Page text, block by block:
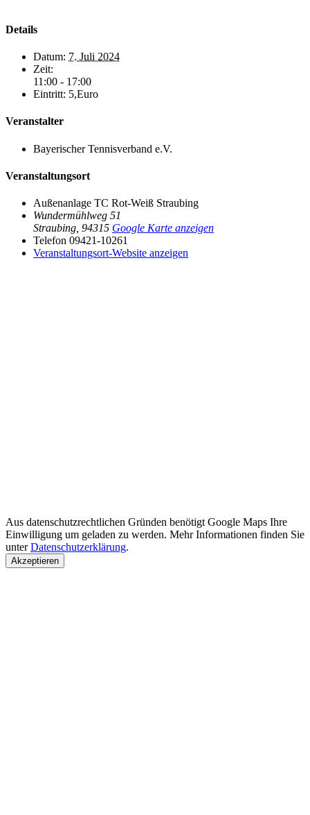
Details
Datum: 7. Juli 2024
Zeit:
11:00 - 17:00
Eintritt: 5,Euro
Veranstalter
Bayerischer Tennisverband e.V.
Veranstaltungsort
Außenanlage TC Rot-Weiß Straubing
Wundermühlweg 51
Straubing 94315 Google Karte anzeigen
Telefon 09421-10261
Veranstaltungsort-Website anzeigen
Aus datenschutzrechtlichen Gründen benötigt Google Maps Ihre
Einwilligung um geladen zu werden. Mehr Informationen finden Sie
unterDatenschutzerklärung.
Akzeptieren